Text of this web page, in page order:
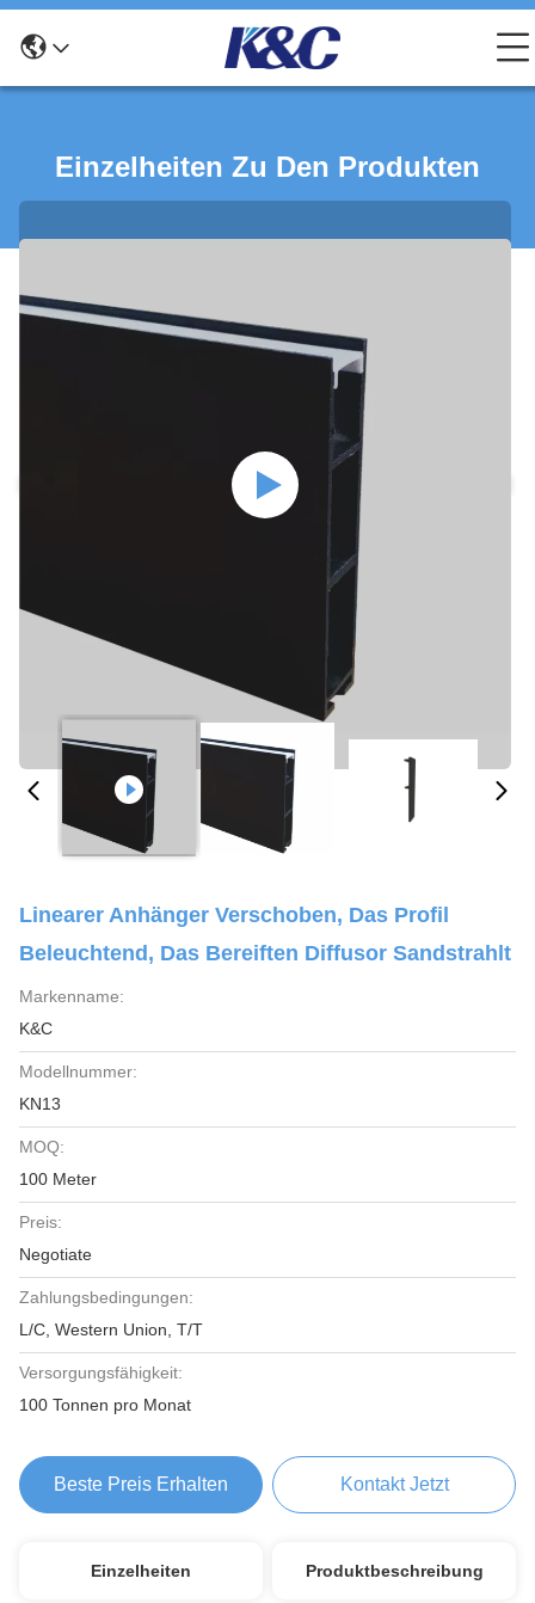
Einzelheiten Zu Den Produkten
Linearer Anhänger Verschoben, Das Profil
Beleuchtend, Das Bereiften Diffusor Sandstrahlt
Markenname:
K&C
Modellnummer:
KN13
MOQ:
100 Meter
Preis:
Negotiate
Zahlungsbedingungen:
L/C, Western Union, T/T
Versorgungsfähigkeit:
100 Tonnen pro Monat
Beste Preis Erhalten Kontakt Jetzt
Einzelheiten Produktbeschreibung